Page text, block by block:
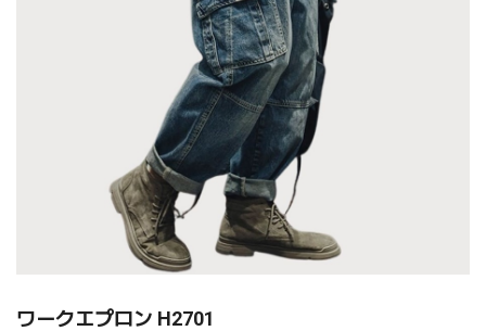
ワークエプロン H2701